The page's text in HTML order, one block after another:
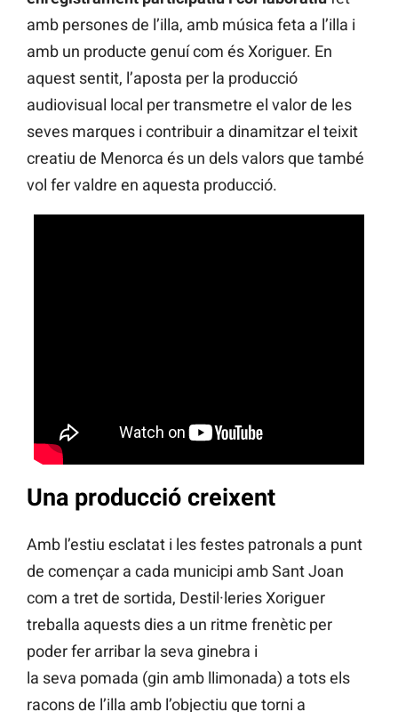
amb persones de l’illa, amb música feta a l’illa i
amb un producte genuí com és Xoriguer. En
aquest sentit, l’aposta per la producció
audiovisual local per transmetre el valor de les
seves marques i contribuir a dinamitzar el teixit
creatiu de Menorca és un dels valors que també
vol fer valdre en aquesta producció.
Una producció creixent
Amb l’estiu esclatat i les festes patronals a punt
de començar a cada municipi amb Sant Joan
com a tret de sortida, Destil·leries Xoriguer
treballa aquests dies a un ritme frenètic per
poder fer arribar la seva ginebra i
la seva pomada (gin amb llimonada) a tots els
racons de l’illa amb l’objectiu que torni a